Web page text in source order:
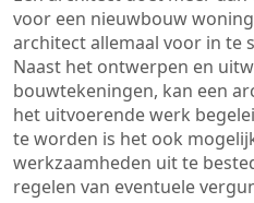
voor een nieuwbouw
architect allemaal voor in te
Naast het ontwerpen en
bouwtekeningen, kan een
het uitvoerende werk
te worden is het ook
werkzaamheden uit te
regelen van eventuele